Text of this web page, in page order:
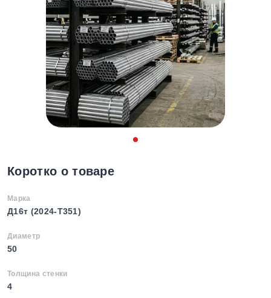
Коротко о товаре
Марка
Д16т (2024-T351)
Диаметр
50
Толщина стенки
4